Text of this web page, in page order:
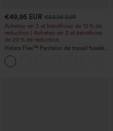
€49,95 EUR €53,95 EUR
Achetez-en 2 et bénéficiez de 10 % de
réduction | Achetez-en 3 et bénéficiez
de 20 % de réduction
Halara Flex™ Pantalon de travail fuselé,
uni, taille haute, avec poches